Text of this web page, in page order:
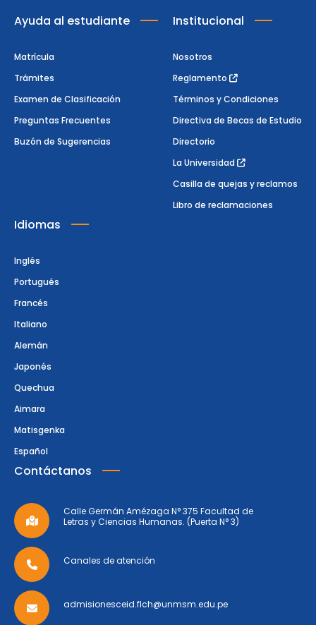
Ayuda al estudiante
Matrícula
Trámites
Examen de Clasificación
Preguntas Frecuentes
Buzón de Sugerencias
Institucional
Nosotros
Reglamento
Términos y Condiciones
Directiva de Becas de Estudio
Directorio
La Universidad
Casilla de quejas y reclamos
Libro de reclamaciones
Idiomas
Inglés
Portugués
Francés
Italiano
Alemán
Japonés
Quechua
Aimara
Matisgenka
Español
Contáctanos
Calle Germán Amézaga N° 375 Facultad de
Letras y Ciencias Humanas. (Puerta N° 3)
Canales de atención
admisionesceid.flch@unmsm.edu.pe